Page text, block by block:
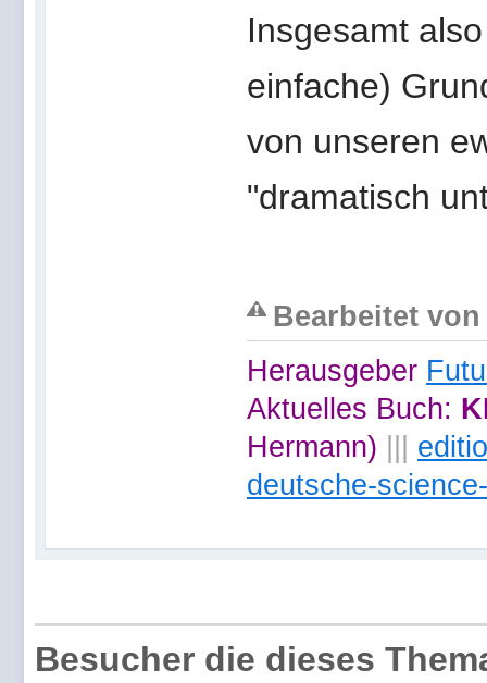
Insgesamt
einfache)
von unseren
"dramatisch
Bearbeitet von
Herausgeber
Aktuelles Buch:
Hermann)
deutsche-
Besucher die dieses